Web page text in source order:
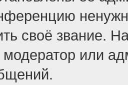
своё звание.
или